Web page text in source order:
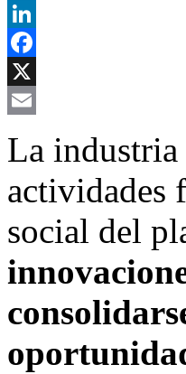
LinkedIn
Facebook
X
La industria
actividades
social del